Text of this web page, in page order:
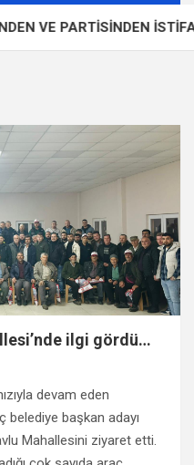
PARTİSİNDEN İSTİFA
ilgi gördü…
devam eden
belediye başkan adayı
Mahallesini ziyaret etti.